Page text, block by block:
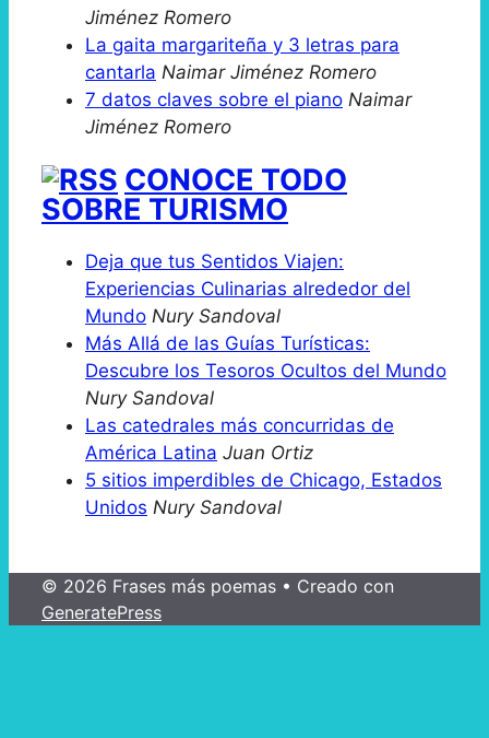
Jiménez Romero
La gaita margariteña y 3 letras para
cantarla Naimar Jiménez Romero
7 datos claves sobre el piano Naimar
Jiménez Romero
CONOCE TODO
SOBRE TURISMO
Deja que tus Sentidos Viajen:
Experiencias Culinarias alrededor del
Mundo Nury Sandoval
Más Allá de las Guías Turísticas:
Descubre los Tesoros Ocultos del Mundo
Nury Sandoval
Las catedrales más concurridas de
América Latina Juan Ortiz
5 sitios imperdibles de Chicago, Estados
Unidos Nury Sandoval
© 2026 Frases más poemas • Creado con
GeneratePress